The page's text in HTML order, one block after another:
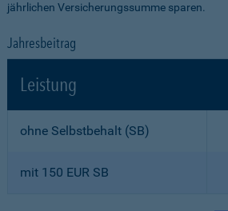
jährlichen Versicherungssumme sparen.
Jahresbeitrag
Leistung
ohne Selbstbehalt (SB)
mit 150 EUR SB